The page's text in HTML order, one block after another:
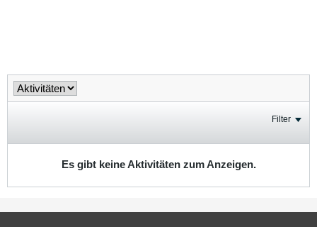
Filter
Es gibt keine Aktivitäten zum Anzeigen.